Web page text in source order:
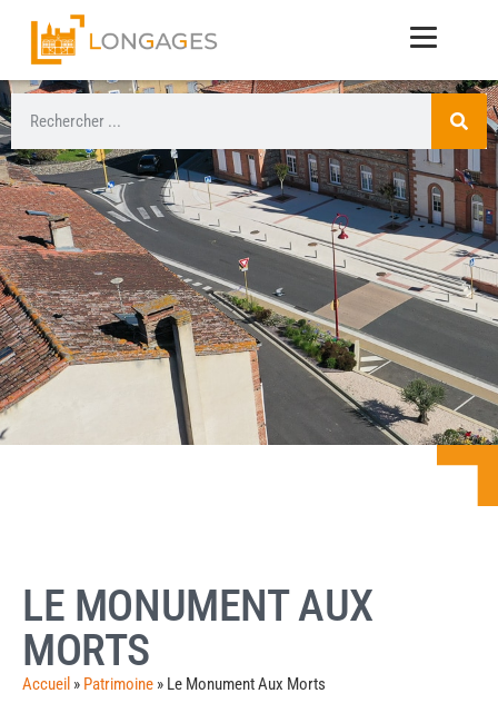
LE MONUMENT AUX
MORTS
Accueil » Patrimoine » Le Monument Aux Morts